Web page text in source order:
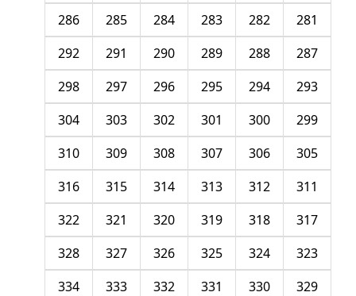
281
282
283
284
285
286
287
288
289
290
291
292
293
294
295
296
297
298
299
300
301
302
303
304
305
306
307
308
309
310
311
312
313
314
315
316
317
318
319
320
321
322
323
324
325
326
327
328
329
330
331
332
333
334